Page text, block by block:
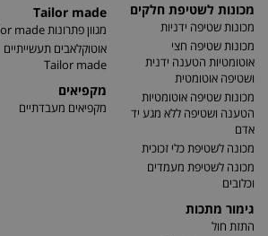
מכונות לשטיפת חלקים
מכונות שטיפה ידניות
מכונות שטיפה חצי
אוטומטיות הטענה ידנית
ושטיפה אוטומטית
מכונות שטיפה אוטומטיות
הטענה ושטיפה ללא מגע יד
אדם
מכונה לשטיפת כלי זכוכית
מכונה לשטיפת מעמדים
וכלובים
גימור מתכות
התזת חול
Tailor made
מגוון פתרונות Tailor made
אוטוקלאבים תעשייתיים
Tailor made
מקפיאים
מקפיאים מעבדתיים